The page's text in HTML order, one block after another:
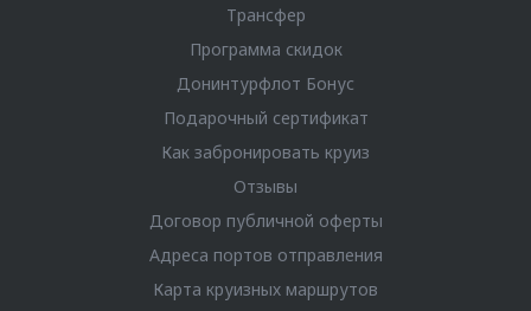
Трансфер
Программа скидок
Донинтурфлот Бонус
Подарочный сертификат
Как забронировать круиз
Отзывы
Договор публичной оферты
Адреса портов отправления
Карта круизных маршрутов